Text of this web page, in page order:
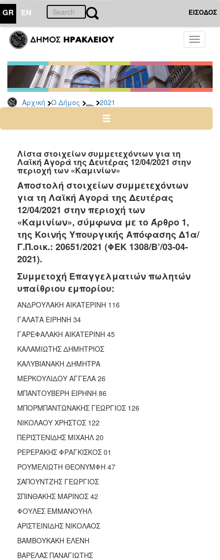
GR EN ΕΙΣΟΔΟΣ
Toggle
Αρχική Ο Δήμος ... 2021
ΔΗΜΟΣ
Δελτία
Τύπου
Αρχείο
2026
2024
2022
2021
2020
2019
2018
2017
2016
2015
2013
2012
2011
2010
2006
ΤΟΠΟΣ
ΠΟΛΙΤΙΣΜΟΣ
ΠΟΛΗ
Λίστα στοιχείων συμμετεχόντων για τη
Λαϊκή Αγορά της Δευτέρας 12/04/2021 στην
περιοχή των «Καμινίων»
Αποστολή στοιχείων συμμετεχόντων
για τη Λαϊκή Αγορά της Δευτέρας
12/04/2021 στην περιοχή των
«Καμινίων», σύμφωνα με το Άρθρο 1,
της Κοινής Υπουργικής Απόφασης Δ1α/
Γ.Π.οικ.: 20651/2021 (ΦΕΚ 1308/Β’/03-04-
2021).
Συμμετοχή Επαγγελματιών πωλητών
υπαίθριου εμπορίου:
ΑΝΔΡΟΥΛΑΚΗ ΑΙΚΑΤΕΡΙΝΗ 116
ΓΑΛΑΤΑ ΕΙΡΗΝΗ 34
ΓΑΡΕΦΑΛΑΚΗ ΑΙΚΑΤΕΡΙΝΗ 45
ΚΑΛΑΜΙΩΤΗΣ ΔΗΜΗΤΡΙΟΣ
ΚΑΛΥΒΙΑΝΑΚΗ ΔΗΜΗΤΡΑ
ΜΕΡΚΟΥΛΙΔΟΥ ΑΓΓΕΛΑ 26
ΜΠΑΝΤΟΥΒΕΡΗ ΕΙΡΗΝΗ 86
ΜΠΟΡΜΠΑΝΤΩΝΑΚΗΣ ΓΕΩΡΓΙΟΣ 126
ΝΙΚΟΛΑΟΥ ΧΡΗΣΤΟΣ 122
ΠΕΡΙΣΤΕΝΙΔΗΣ ΜΙΧΑΗΛ 20
ΡΕΡΕΡΑΚΗΣ ΦΡΑΓΚΙΣΚΟΣ 01
ΡΟΥΜΕΛΙΩΤΗ ΘΕΟΝΥΜΦΗ 47
ΣΑΠΟΥΝΤΖΗΣ ΓΕΩΡΓΙΟΣ
ΣΠΙΝΘΑΚΗΣ ΜΑΡΙΝΟΣ 42
ΦΟΥΛΕΣ ΕΜΜΑΝΟΥΗΛ
ΑΡΙΣΤΕΙΝΙΔΗΣ ΝΙΚΟΛΑΟΣ
ΒΑΜΒΟΥΚΑΚΗ ΕΛΕΝΗ
ΒΑΡΕΛΑΣ ΠΑΝΑΓΙΩΤΗΣ